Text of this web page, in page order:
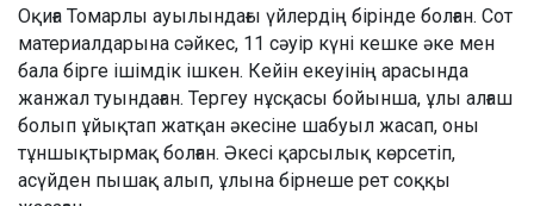
Оқиға Томарлы ауылындағы үйлердің бірінде болған. Сот
материалдарына сәйкес, 11 сәуір күні кешке әке мен
бала бірге ішімдік ішкен. Кейін екеуінің арасында
жанжал туындаған. Тергеу нұсқасы бойынша, ұлы алғаш
болып ұйықтап жатқан әкесіне шабуыл жасап, оны
тұншықтырмақ болған. Әкесі қарсылық көрсетіп,
асүйден пышақ алып, ұлына бірнеше рет соққы